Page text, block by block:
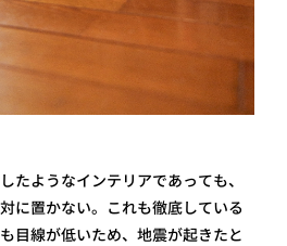
たようなインテリアであっても、
に置かない。これも徹底している
目線が低いため、地震が起きたと